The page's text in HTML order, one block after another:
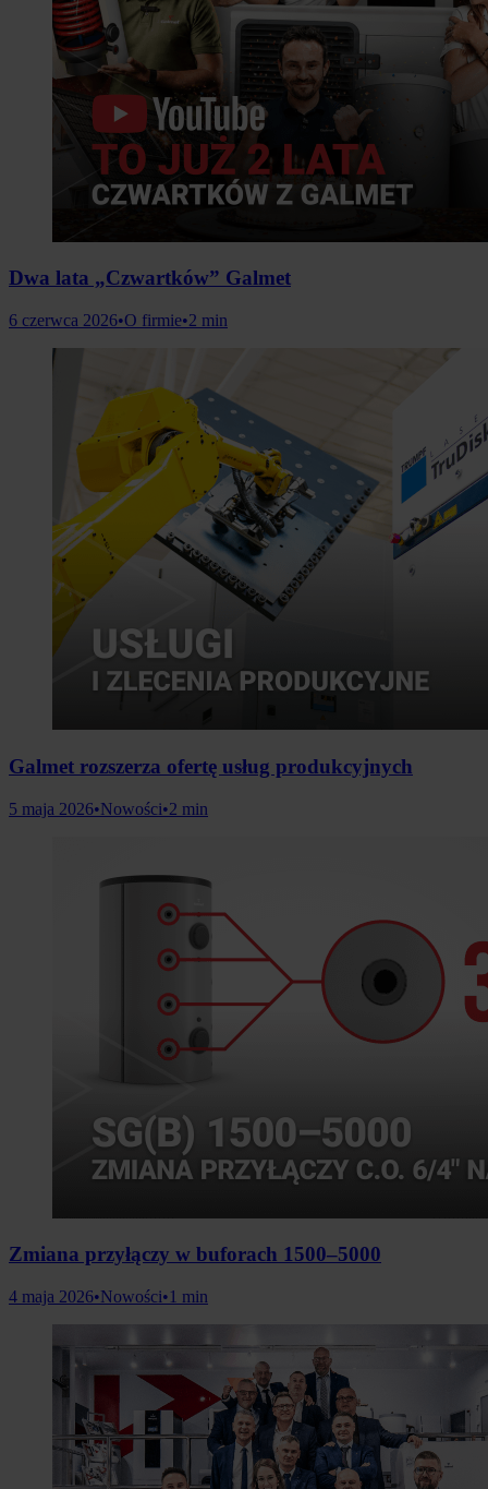
Dwa lata „Czwartków” Galmet
6 czerwca 2026•O firmie•2 min
Galmet rozszerza ofertę usług produkcyjnych
5 maja 2026•Nowości•2 min
Zmiana przyłączy w buforach 1500–5000
4 maja 2026•Nowości•1 min